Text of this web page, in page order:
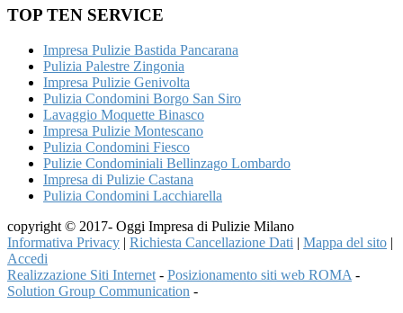
TOP TEN SERVICE
Impresa Pulizie Bastida Pancarana
Pulizia Palestre Zingonia
Impresa Pulizie Genivolta
Pulizia Condomini Borgo San Siro
Lavaggio Moquette Binasco
Impresa Pulizie Montescano
Pulizia Condomini Fiesco
Pulizie Condominiali Bellinzago Lombardo
Impresa di Pulizie Castana
Pulizia Condomini Lacchiarella
copyright © 2017- Oggi Impresa di Pulizie Milano
Informativa Privacy | Richiesta Cancellazione Dati | Mappa del sito |
Accedi
Realizzazione Siti Internet - Posizionamento siti web ROMA -
Solution Group Communication -